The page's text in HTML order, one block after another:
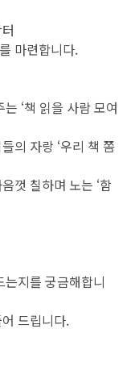
마련합니다.
‘책 읽을 사람 모여
의 자랑 ‘우리 책 쫌
껏 칠하며 노는 ‘함
지를 궁금해합니
드립니다.